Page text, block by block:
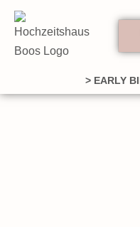
Zum
Inhalt
springen
> EARLY